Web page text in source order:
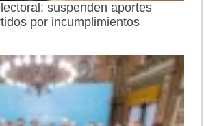
suspenden aportes
por incumplimientos